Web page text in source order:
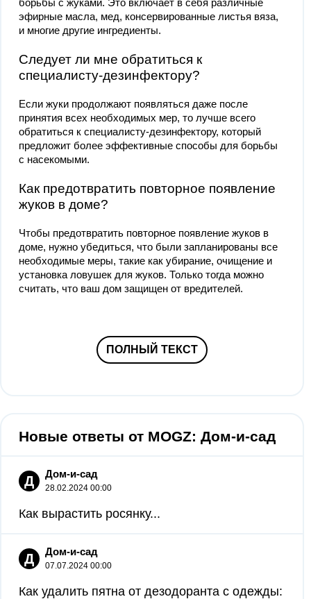
борьбы с жуками. Это включает в себя различные
эфирные масла, мед, консервированные листья вяза,
и многие другие ингредиенты.
Следует ли мне обратиться к
специалисту-дезинфектору?
Если жуки продолжают появляться даже после
принятия всех необходимых мер, то лучше всего
обратиться к специалисту-дезинфектору, который
предложит более эффективные способы для борьбы
с насекомыми.
Как предотвратить повторное появление
жуков в доме?
Чтобы предотвратить повторное появление жуков в
доме, нужно убедиться, что были запланированы все
необходимые меры, такие как убирание, очищение и
установка ловушек для жуков. Только тогда можно
считать, что ваш дом защищен от вредителей.
ПОЛНЫЙ ТЕКСТ
Новые ответы от MOGZ: Дом-и-сад
Д Дом-и-сад
28.02.2024 00:00
Как вырастить росянку...
Д Дом-и-сад
07.07.2024 00:00
Как удалить пятна от дезодоранта с одежды: